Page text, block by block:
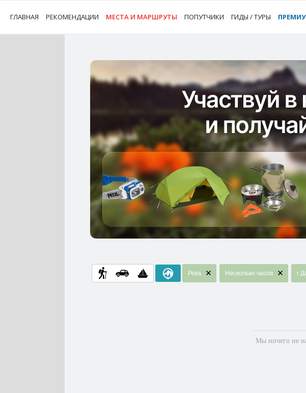
ГЛАВНАЯ РЕКОМЕНДАЦИИ МЕСТА И МАРШРУТЫ ПОПУТЧИКИ ГИДЫ / ТУРЫ
Река Несколько часов г
Мы ничего не